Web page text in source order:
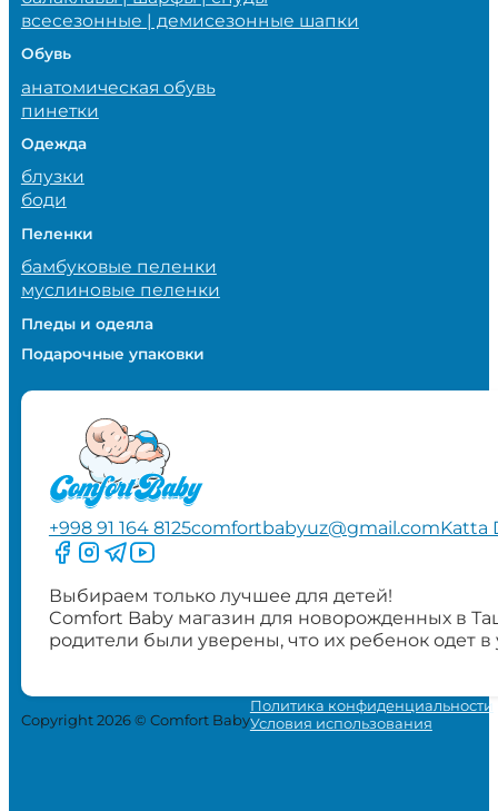
всесезонные | демисезонные шапки
Обувь
анатомическая обувь
пинетки
Одежда
блузки
боди
Пеленки
бамбуковые пеленки
муслиновые пеленки
Пледы и одеяла
Подарочные упаковки
+998 91 164 8125comfortbabyuz@gmail.comKatta
Следите за нами на Facebook
Следите за нами в Instagram
Следите за нами в Telegram
Следите за нами в YouTube
Выбираем только лучшее для детей!
Comfort Baby магазин для новорожденных в
родители были уверены, что их ребенок одет
Copyright 2026 © Comfort Baby
Политика конфиденциальности
Условия использования